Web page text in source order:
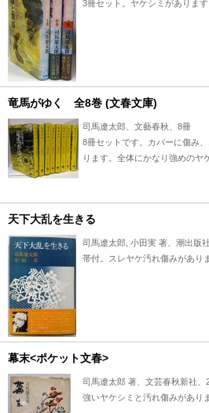
3冊セット。ヤケシミがあります
竜馬がゆく 全8巻 (文春文庫)
司馬遼太郎、文藝春秋、8冊
8冊セットです。カバーに傷み
ります。全体にかなり強めのヤ
天下大乱を生きる
司馬遼太郎, 小田実 著、潮出版
帯付。スレヤケ汚れ傷みがあり
幕末<ポケット文春>
司馬遼太郎 著、文芸春秋新社、
強いヤケシミと汚れ傷みがあり